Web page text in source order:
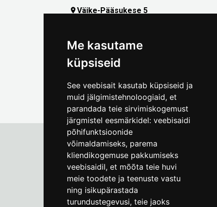
Me kasutame
küpsiseid
See veebisait kasutab küpsiseid ja
muid jälgimistehnoloogiaid, et
parandada teie sirvimiskogemust
järgmistel eesmärkidel: veebisaidi
põhifunktsioonide
võimaldamiseks, parema
kliendikogemuse pakkumiseks
veebisaidil, et mõõta teie huvi
meie toodete ja teenuste vastu
ning isikupärastada
turundustegevusi, teie jaoks
Väike-Pääsukese 5
Tallinna Linnamuuseum
Vene 17
E-R kell 9-17(+372) 610 4178